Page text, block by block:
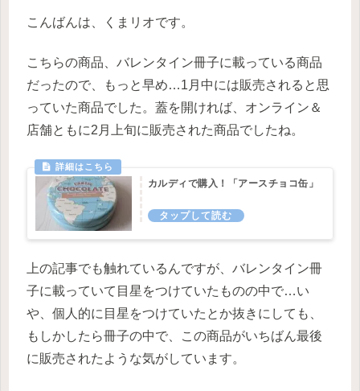
こんばんは、くまリオです。
こちらの商品、バレンタイン冊子に載っている商品
だったので、もっと早め…1月中には販売されると思
っていた商品でした。蓋を開ければ、オンライン＆
店舗ともに2月上旬に販売された商品でしたね。
カルディで購入！「アースチョコ缶」
上の記事でも触れているんですが、バレンタイン冊
子に載っていて目星をつけていたものの中で…い
や、個人的に目星をつけていたとか抜きにしても、
もしかしたら冊子の中で、この商品がいちばん最後
に販売されたような気がしています。